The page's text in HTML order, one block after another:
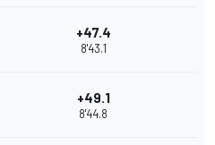
+47.4
8'43.1
+49.1
8'44.8